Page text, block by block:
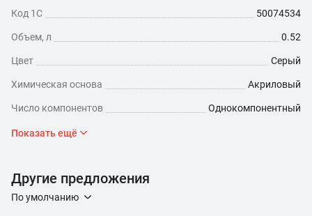
Код 1С 50074534
Объем, л 0.52
Цвет Серый
Химическая основа Акриловый
Число компонентов Однокомпонентный
Поверхность нанесения
Форма выпуска
Объем, мл
Показать ещё
Другие предложения
По умолчанию